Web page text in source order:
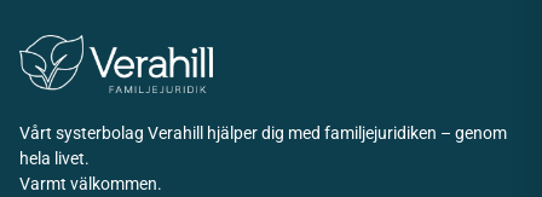
Vårt systerbolag Verahill hjälper dig med familjejuridiken – genom
hela livet.
Varmt välkommen.